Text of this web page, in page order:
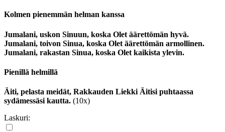
Kolmen pienemmän helman kanssa
Jumalani, uskon Sinuun, koska Olet äärettömän hyvä.
Jumalani, toivon Sinua, koska Olet äärettömän armollinen.
Jumalani, rakastan Sinua, koska Olet kaikista ylevin.
Pienillä helmillä
Äiti, pelasta meidät, Rakkauden Liekki Äitisi puhtaassa
sydämessäsi kautta. (10x)
Laskuri: